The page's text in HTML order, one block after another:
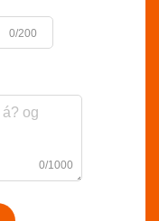
0/200
0/1000